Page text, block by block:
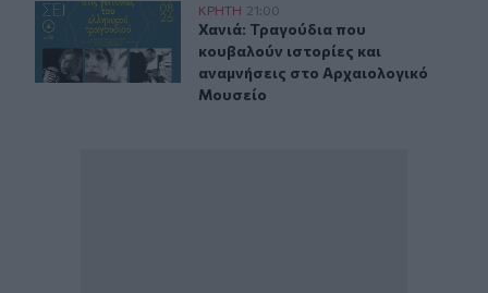
Χανιά: Τραγούδια που κουβαλούν ιστορίες και
ΚΡΗΤΗ 21:00
Χανιά: Τραγούδια που κουβαλούν
Χανιά: Τραγούδια που
κουβαλούν ιστορίες και
αναμνήσεις στο Αρχαιολογικό
Μουσείο